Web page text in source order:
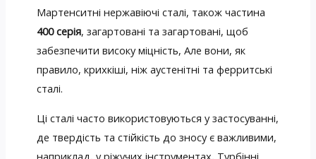
Мартенситні нержавіючі сталі, також частина
400 серія, загартовані та загартовані, щоб
забезпечити високу міцність, Але вони, як
правило, крихкіші, ніж аустенітні та ферритські
сталі.
Ці сталі часто використовуються у застосуванні,
де твердість та стійкість до зносу є важливими,